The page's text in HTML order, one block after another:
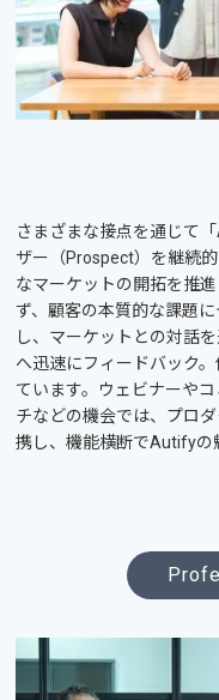
さまざまな接点を通じて
ザー（Prospect）を継続
なマーケットの開拓を推
ず、顧客の本質的な課題
し、マーケットとの対話
へ迅速にフィードバック
ています。ウェビナーや
チなどの機会では、プロ
携し、機能横断でAutifyの